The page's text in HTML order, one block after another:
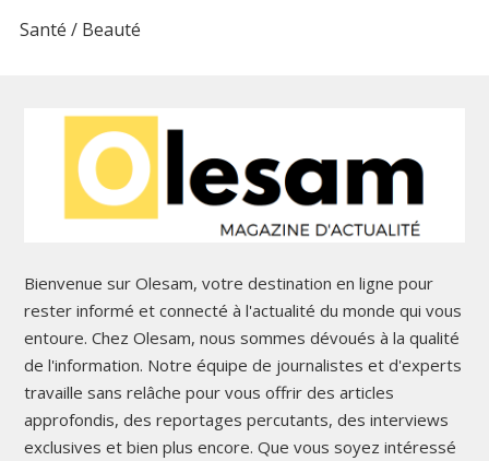
Santé / Beauté
Bienvenue sur Olesam, votre destination en ligne pour
rester informé et connecté à l'actualité du monde qui vous
entoure. Chez Olesam, nous sommes dévoués à la qualité
de l'information. Notre équipe de journalistes et d'experts
travaille sans relâche pour vous offrir des articles
approfondis, des reportages percutants, des interviews
exclusives et bien plus encore. Que vous soyez intéressé